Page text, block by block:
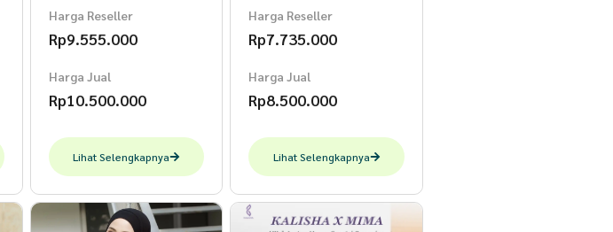
Harga Reseller
Rp9.555.000
Harga Jual
Rp10.500.000
Lihat Selengkapnya
Harga Reseller
Rp7.735.000
Harga Jual
Rp8.500.000
Lihat Selengkapnya